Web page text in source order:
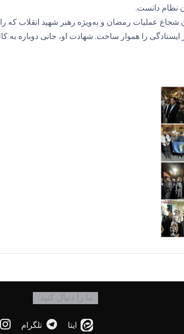
نظام دانست.
شجاع عملیات رمضان و به‌ویژه رهبر شهید
را هموار ساخت. شهادت او، جانی دوباره
ما را دنبال کنید:
ایتا تلگرام